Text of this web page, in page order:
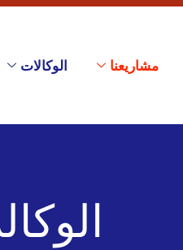
مشاريعنا الوكالات